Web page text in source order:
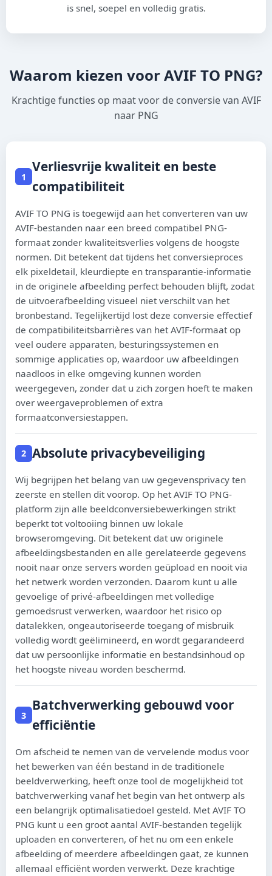
ଓଡ଼ିଆ
ਪੰਜਾਬੀ
Hausa
Afrikaans
አማርኛ
Afaan Oromoo
Ikinyarwanda
Wolof
Fulfulde
Soomaali
is snel, soepel en volledig gratis.
Waarom kiezen voor AVIF TO PNG?
Krachtige functies op maat voor de conversie van AVIF
naar PNG
1
Verliesvrije kwaliteit en beste
compatibiliteit
AVIF TO PNG is toegewijd aan het converteren van uw
AVIF-bestanden naar een breed compatibel PNG-
formaat zonder kwaliteitsverlies volgens de hoogste
normen. Dit betekent dat tijdens het conversieproces
elk pixeldetail, kleurdiepte en transparantie-informatie
in de originele afbeelding perfect behouden blijft, zodat
de uitvoerafbeelding visueel niet verschilt van het
bronbestand. Tegelijkertijd lost deze conversie effectief
de compatibiliteitsbarrières van het AVIF-formaat op
veel oudere apparaten, besturingssystemen en
sommige applicaties op, waardoor uw afbeeldingen
naadloos in elke omgeving kunnen worden
weergegeven, zonder dat u zich zorgen hoeft te maken
over weergaveproblemen of extra
formaatconversiestappen.
2 Absolute privacybeveiliging
Wij begrijpen het belang van uw gegevensprivacy ten
zeerste en stellen dit voorop. Op het AVIF TO PNG-
platform zijn alle beeldconversiebewerkingen strikt
beperkt tot voltooiing binnen uw lokale
browseromgeving. Dit betekent dat uw originele
afbeeldingsbestanden en alle gerelateerde gegevens
nooit naar onze servers worden geüpload en nooit via
het netwerk worden verzonden. Daarom kunt u alle
gevoelige of privé-afbeeldingen met volledige
gemoedsrust verwerken, waardoor het risico op
datalekken, ongeautoriseerde toegang of misbruik
volledig wordt geëlimineerd, en wordt gegarandeerd
dat uw persoonlijke informatie en bestandsinhoud op
het hoogste niveau worden beschermd.
3
Batchverwerking gebouwd voor
efficiëntie
Om afscheid te nemen van de vervelende modus voor
het bewerken van één bestand in de traditionele
beeldverwerking, heeft onze tool de mogelijkheid tot
batchverwerking vanaf het begin van het ontwerp als
een belangrijk optimalisatiedoel gesteld. Met AVIF TO
PNG kunt u een groot aantal AVIF-bestanden tegelijk
uploaden en converteren, of het nu om een enkele
afbeelding of meerdere afbeeldingen gaat, ze kunnen
allemaal efficiënt worden verwerkt. Deze krachtige